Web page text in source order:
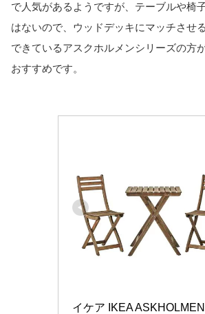
で人気があるようですが、テーブルや椅
はないので、ウッドデッキにマッチさせ
できているアスクホルメンシリーズの方
おすすめです。
イケア IKEA